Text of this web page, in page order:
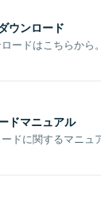
ウンロード
ードはこちらから
ドマニュアル
ドに関するマニュ